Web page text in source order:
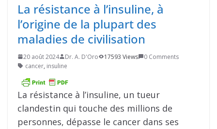
La résistance à l’insuline, à
l’origine de la plupart des
maladies de civilisation
20 août 2024 Dr. A. D'Oro 17593 Views
0 Comments
cancer, insuline
La résistance à l’insuline, un tueur
clandestin qui touche des millions de
personnes, dépasse le cancer dans ses